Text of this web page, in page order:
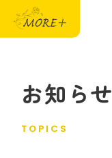
お知らせ
TOPICS